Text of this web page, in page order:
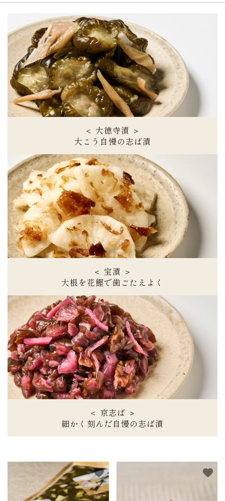
＜ 大徳寺漬 ＞
大こう自慢の志ば漬
＜ 宝漬 ＞
大根を花鰹で歯ごたえよく
＜ 京志ば ＞
細かく刻んだ自慢の志ば漬
favorite favorite